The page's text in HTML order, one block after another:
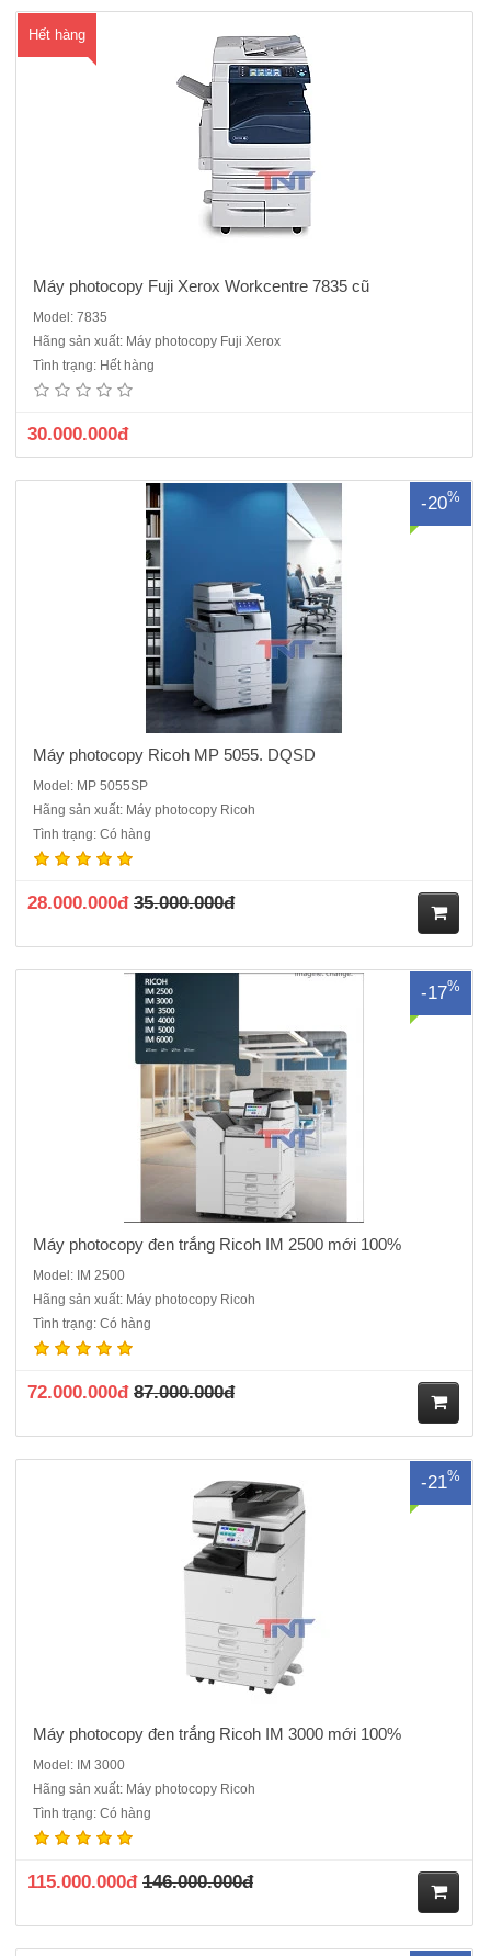
Hết hàng
Máy photocopy Fuji Xerox Workcentre 7835 cũ
Model: 7835
Hãng sản xuất: Máy photocopy Fuji Xerox
Tình trạng: Hết hàng
30.000.000đ
-20%
Máy Photocopy Ricoh MP 5055 Hàng cũ nhập khẩuMàn hình cảm
ứng 10,1 inch, hoàn toàn không còn có nút phím cứng khi phải thao
tác các hoạt động như Copy hay Scan sẽ đem lại cảm giác thân thiện
cho người dùng giống như đang sử dụng một chiếc Smatp..
Máy photocopy Ricoh MP 5055. DQSD
Model: MP 5055SP
Hãng sản xuất: Máy photocopy Ricoh
Tình trạng: Có hàng
28.000.000đ 35.000.000đ
ua
-17%
Photocopy , in, scan (mạng)Màn hình cảm ứng thông minh 10.1
inchBao gồm: Hộp mực in, Bộ nạp và đảo bản gốc DF3110,Chân kê
Máy photocopy đen trắng Ricoh IM 2500 mới 100%
Model: IM 2500
Hãng sản xuất: Máy photocopy Ricoh
Tình trạng: Có hàng
72.000.000đ 87.000.000đ
ua
-21%
hãng, Hàng nguyên đai, nguyên kiện , đầy đủ CO,CQ mới 100%Chức
năng chính: Photocopy, In mạng, Scan màu Tốc độ sao chụp liên tục:
Máy photocopy đen trắng Ricoh IM 3000 mới 100%
Model: IM 3000
Hãng sản xuất: Máy photocopy Ricoh
Tình trạng: Có hàng
115.000.000đ 146.000.000đ
hãng nguyên đai, nguyên kiện , CO, CQ chính hãng. Chức năng
chính: Photocopy, In mạng, Scan màu Tốc độ sao chụp liên tục: 35